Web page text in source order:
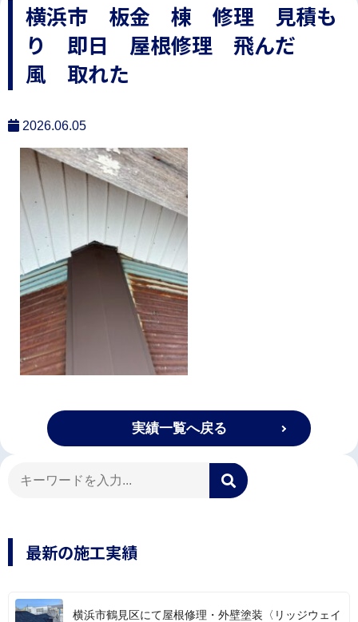
横浜市 板金 棟 修理 見積も
り 即日 屋根修理 飛んだ
風 取れた
2026.06.05
実績一覧へ戻る
最新の施工実績
横浜市鶴見区にて屋根修理・外壁塗装〈リッジウェイ